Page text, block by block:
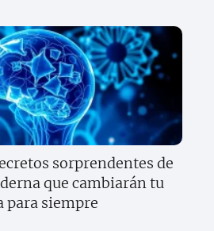
sorprendentes de
que cambiarán tu
para siempre